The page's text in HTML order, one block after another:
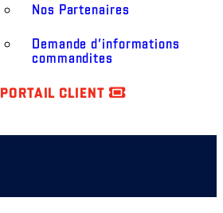
Nos Partenaires
Demande d’informations
commandites
PORTAIL CLIENT